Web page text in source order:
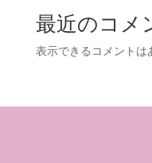
最近のコメ
表示できるコメントは